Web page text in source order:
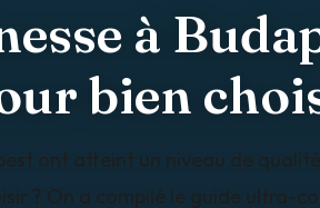
à
bien
ont atteint un niveau de
? On a compilé le guide ultra-